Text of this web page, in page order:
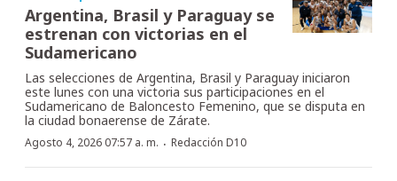
Argentina, Brasil y Paraguay se
estrenan con victorias en el
Sudamericano
Las selecciones de Argentina, Brasil y Paraguay iniciaron
este lunes con una victoria sus participaciones en el
Sudamericano de Baloncesto Femenino, que se disputa en
la ciudad bonaerense de Zárate.
Agosto 4, 2026 07:57 a. m. · Redacción D10